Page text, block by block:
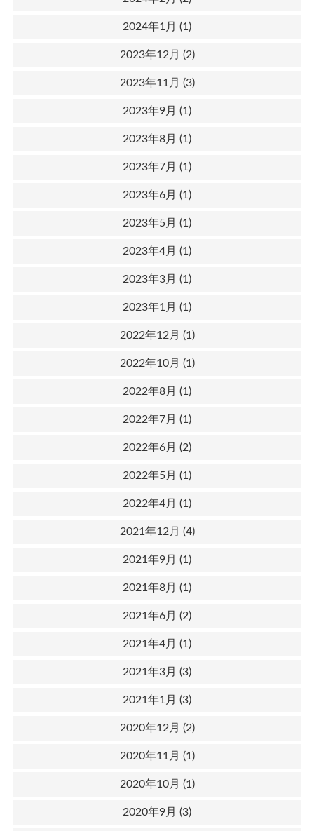
2024年1月 (1)
2023年12月 (2)
2023年11月 (3)
2023年9月 (1)
2023年8月 (1)
2023年7月 (1)
2023年6月 (1)
2023年5月 (1)
2023年4月 (1)
2023年3月 (1)
2023年1月 (1)
2022年12月 (1)
2022年10月 (1)
2022年8月 (1)
2022年7月 (1)
2022年6月 (2)
2022年5月 (1)
2022年4月 (1)
2021年12月 (4)
2021年9月 (1)
2021年8月 (1)
2021年6月 (2)
2021年4月 (1)
2021年3月 (3)
2021年1月 (3)
2020年12月 (2)
2020年11月 (1)
2020年10月 (1)
2020年9月 (3)